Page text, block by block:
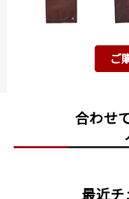
ご
合わせ
最近